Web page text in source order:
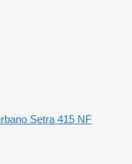
Setra 415 NF